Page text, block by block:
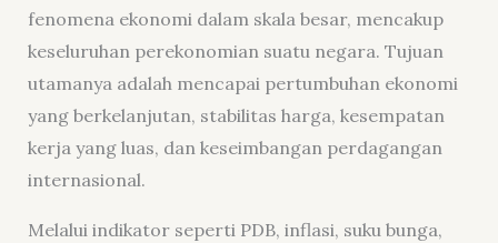
fenomena ekonomi dalam skala besar, mencakup
keseluruhan perekonomian suatu negara. Tujuan
utamanya adalah mencapai pertumbuhan ekonomi
yang berkelanjutan, stabilitas harga, kesempatan
kerja yang luas, dan keseimbangan perdagangan
internasional.
Melalui indikator seperti PDB, inflasi, suku bunga,